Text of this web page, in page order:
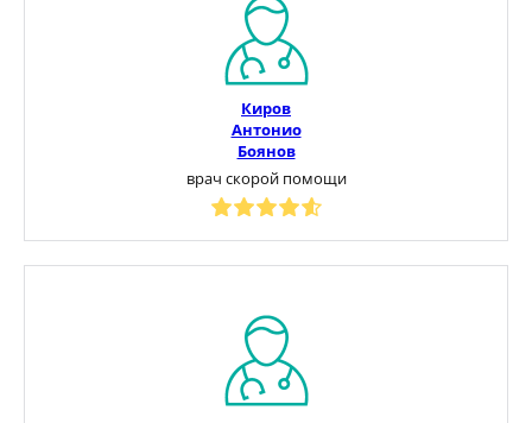
Киров
Антонио
Боянов
врач скорой помощи